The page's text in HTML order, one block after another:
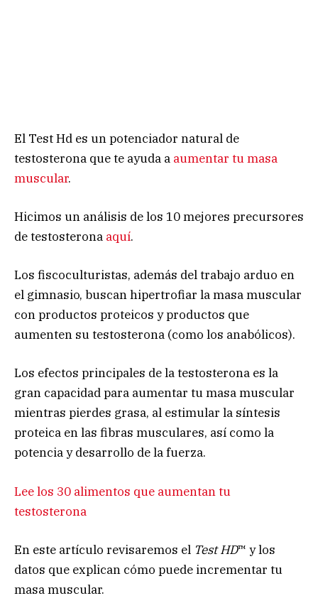
El Test Hd es un potenciador natural de
testosterona que te ayuda a aumentar tu masa
muscular.
Hicimos un análisis de los 10 mejores precursores
de testosterona aquí.​
Los fiscoculturistas, además del trabajo arduo en
el gimnasio, buscan hipertrofiar la masa muscular
con productos proteicos y productos que
aumenten su testosterona (como los anabólicos).
Los efectos principales de la testosterona es la
gran capacidad para aumentar tu masa muscular
mientras pierdes grasa, al estimular la síntesis
proteica en las fibras musculares, así como la
potencia y desarrollo de la fuerza.
Lee los 30 alimentos que aumentan tu
testosterona​
En este artículo revisaremos el Test HD™ y los
datos que explican cómo puede incrementar tu
masa muscular.